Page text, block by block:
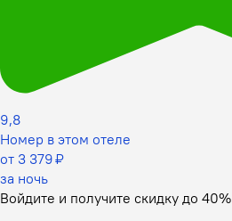
9,8
Номер в этом отеле
от 3 379 ₽
за ночь
Войдите и получите скидку до 40%